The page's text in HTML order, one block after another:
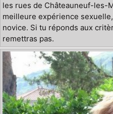
les rues de Châteauneuf-les-
meilleure expérience
novice. Si tu réponds aux
remettras pas.